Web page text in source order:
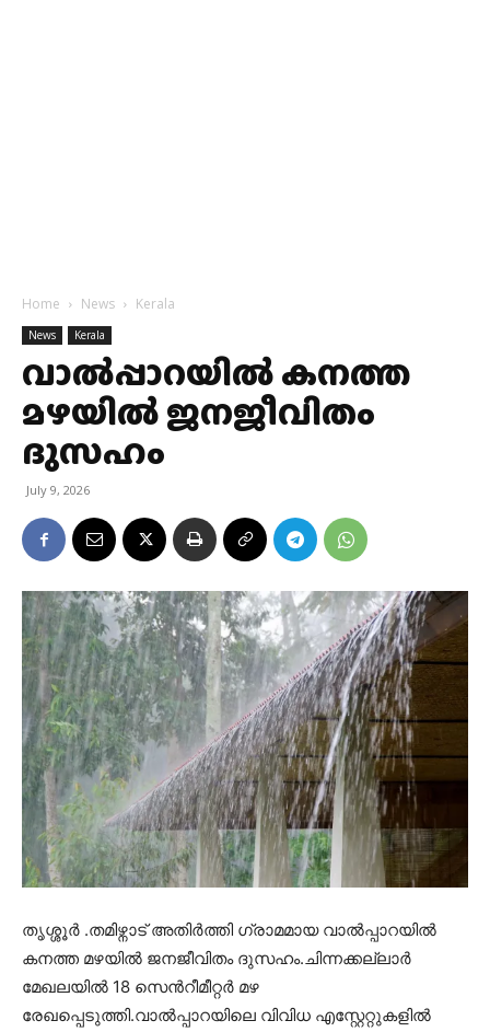
Home News Kerala
News Kerala
വാൽപ്പാറയിൽ കനത്ത
മഴയിൽ ജനജീവിതം
ദുസഹം
July 9, 2026
തൃശ്ശൂർ .തമിഴ്നാട് അതിർത്തി ഗ്രാമമായ വാൽപ്പാറയിൽ
കനത്ത മഴയിൽ ജനജീവിതം ദുസഹം.ചിന്നക്കല്ലാർ
മേഖലയിൽ 18 സെൻറീമീറ്റർ മഴ
രേഖപ്പെടുത്തി.വാൽപ്പാറയിലെ വിവിധ എസ്റ്റേറ്റുകളിൽ